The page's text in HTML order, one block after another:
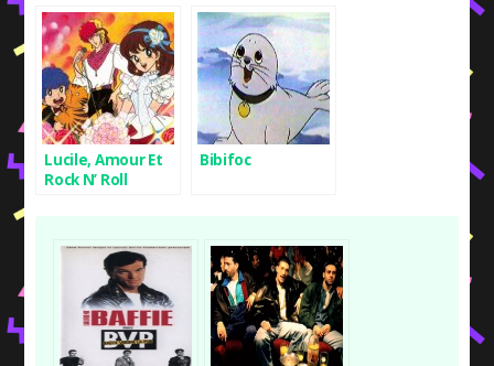
Lucile, Amour Et
Rock N’ Roll
Bibifoc